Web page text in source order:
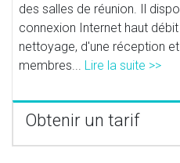
des salles de réunion. Il
connexion Internet haut
nettoyage, d'une réception
membres... Lire la suite >>
Obtenir un tarif